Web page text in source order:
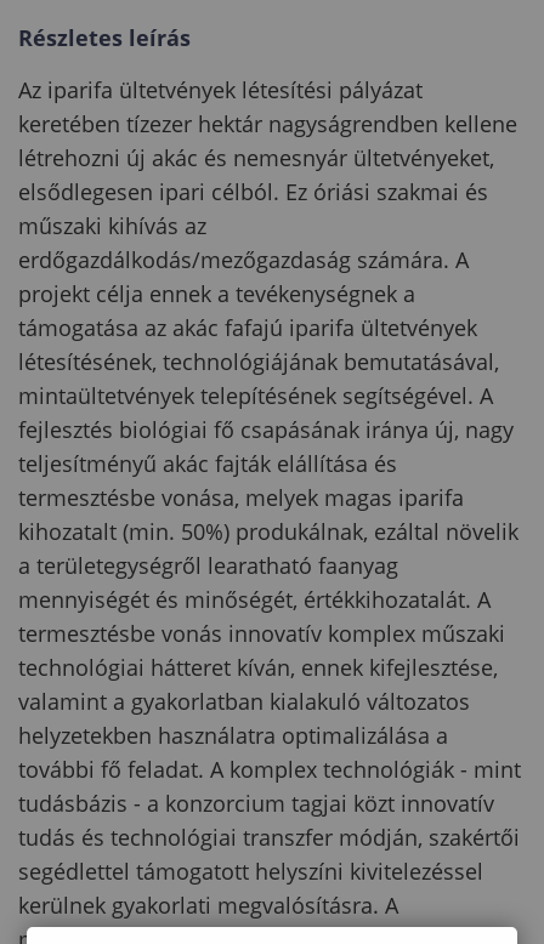
Részletes leírás
Az iparifa ültetvények létesítési pályázat
keretében tízezer hektár nagyságrendben kellene
létrehozni új akác és nemesnyár ültetvényeket,
elsődlegesen ipari célból. Ez óriási szakmai és
műszaki kihívás az
erdőgazdálkodás/mezőgazdaság számára. A
projekt célja ennek a tevékenységnek a
támogatása az akác fafajú iparifa ültetvények
létesítésének, technológiájának bemutatásával,
mintaültetvények telepítésének segítségével. A
fejlesztés biológiai fő csapásának iránya új, nagy
teljesítményű akác fajták elállítása és
termesztésbe vonása, melyek magas iparifa
kihozatalt (min. 50%) produkálnak, ezáltal növelik
a területegységről learatható faanyag
mennyiségét és minőségét, értékkihozatalát. A
termesztésbe vonás innovatív komplex műszaki
technológiai hátteret kíván, ennek kifejlesztése,
valamint a gyakorlatban kialakuló változatos
helyzetekben használatra optimalizálása a
további fő feladat. A komplex technológiák - mint
tudásbázis - a konzorcium tagjai közt innovatív
tudás és technológiai transzfer módján, szakértői
segédlettel támogatott helyszíni kivitelezéssel
kerülnek gyakorlati megvalósításra. A